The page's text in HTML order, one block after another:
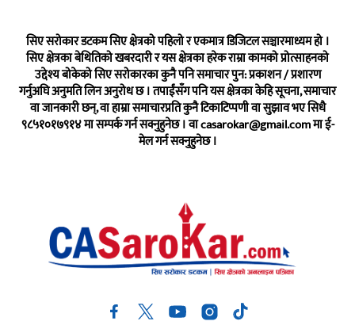
सिए सरोकार डटकम सिए क्षेत्रको पहिलो र एकमात्र डिजिटल सञ्चारमाध्यम हो ।
सिए क्षेत्रका बेथितिको खबरदारी र यस क्षेत्रका हरेक राम्रा कामको प्रोत्साहनको
उद्देश्य बोकेको सिए सरोकारका कुनै पनि समाचार पुन: प्रकाशन / प्रशारण
गर्नुअघि अनुमति लिन अनुरोध छ । तपाईंसँग पनि यस क्षेत्रका केहि सूचना, समाचार
वा जानकारी छन्, वा हाम्रा समाचारप्रति कुनै टिकाटिप्पणी वा सुझाव भए सिधै
९८५१०१७९१४ मा सम्पर्क गर्न सक्नुहुनेछ । वाcasarokar@gmail.comमा ई-
मेल गर्न सक्नुहुनेछ ।